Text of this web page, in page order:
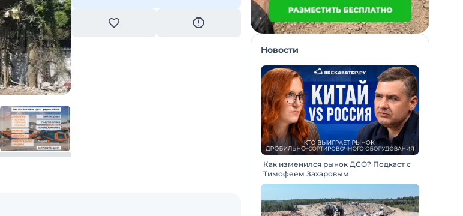
Новости
Как изменился рынок ДСО? Подкаст с
Тимофеем Захаровым